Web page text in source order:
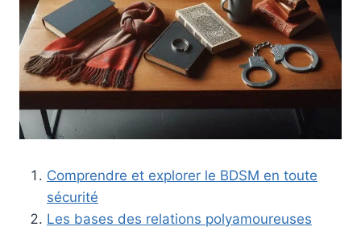
Comprendre et explorer le BDSM en toute
sécurité
Les bases des relations polyamoureuses